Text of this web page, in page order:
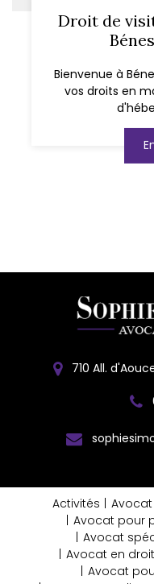
Droit de
Bienvenue à
vos droits en
710 All.
Activités
Avocat pour
Avocat
Avocat en
Avocat